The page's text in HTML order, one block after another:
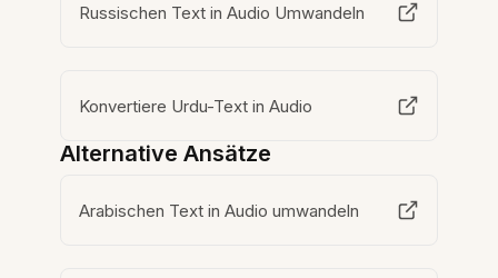
Russischen Text in Audio Umwandeln
Konvertiere Urdu-Text in Audio
Alternative Ansätze
Arabischen Text in Audio umwandeln